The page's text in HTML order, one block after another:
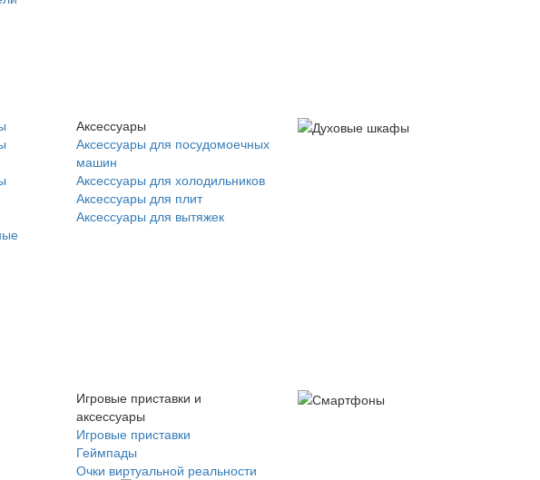
Аксессуары
Аксессуары для посудомоечных
машин
Аксессуары для холодильников
Аксессуары для плит
Аксессуары для вытяжек
Игровые приставки и
аксессуары
Игровые приставки
Геймпады
Очки виртуальной реальности